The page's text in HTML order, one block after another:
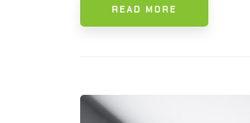
READ MORE